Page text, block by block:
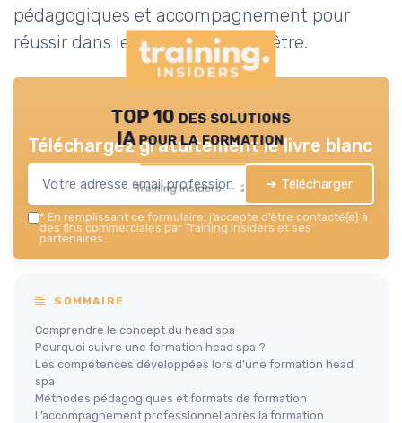
pédagogiques et accompagnement pour
réussir dans le secteur du bien-être.
TOP 10 des solutions
IA pour la formation
Training Insiders — 2026
Téléchargez gratuitement le livre blanc
➔ Télécharger
* En remplissant ce formulaire, j’accepte d’être contacté(e) à
des fins commerciales par Training Insiders et ses
partenaires.
SOMMAIRE
Comprendre le concept du head spa
Pourquoi suivre une formation head spa ?
Les compétences développées lors d’une formation head
spa
Méthodes pédagogiques et formats de formation
L’accompagnement professionnel après la formation